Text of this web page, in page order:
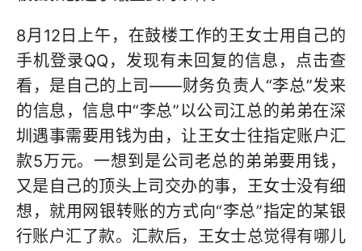
8月12日上午，在鼓楼工作的王女士用自己的
手机登录QQ，发现有未回复的信息，点击查
看，是自己的上司——财务负责人“李总”发来
的信息，信息中“李总”以公司江总的弟弟在深
圳遇事需要用钱为由，让王女士往指定账户汇
款5万元。一想到是公司老总的弟弟要用钱，
又是自己的顶头上司交办的事，王女士没有细
想，就用网银转账的方式向“李总”指定的某银
行账户汇了款。汇款后，王女士总觉得有哪儿